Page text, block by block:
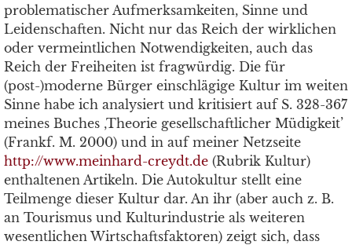
problematischer Aufmerksamkeiten, Sinne und
Leidenschaften. Nicht nur das Reich der wirklichen
oder vermeintlichen Notwendigkeiten, auch das
Reich der Freiheiten ist fragwürdig. Die für
(post-)moderne Bürger einschlägige Kultur im weiten
Sinne habe ich analysiert und kritisiert auf S. 328-367
meines Buches ‚Theorie gesellschaftlicher Müdigkeit’
(Frankf. M. 2000) und in auf meiner Netzseite
http://www.meinhard-creydt.de (Rubrik Kultur)
enthaltenen Artikeln. Die Autokultur stellt eine
Teilmenge dieser Kultur dar. An ihr (aber auch z. B.
an Tourismus und Kulturindustrie als weiteren
wesentlichen Wirtschaftsfaktoren) zeigt sich, dass